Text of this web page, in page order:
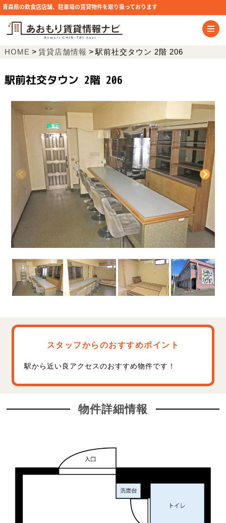
青森県の飲食店店舗、駐車場の賃貸物件を取り扱っております
HOME > 賃貸店舗情報 > 駅前社交タウン 2階 206
駅前社交タウン 2階 206
スタッフからのおすすめポイント
駅から近い良アクセスのおすすめ物件です！
物件詳細情報